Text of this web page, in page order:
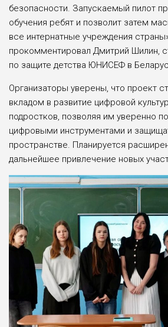
безопасности. Запускаемый пилот
обучения ребят и позволит затем
все интернатные учреждения
прокомментировал Дмитрий Шилин,
по защите детства ЮНИСЕФ в
Организаторы уверены, что проект
вкладом в развитие цифровой
подростков, позволяя им уверенно
цифровыми инструментами и
пространстве. Планируется
дальнейшее привлечение новых